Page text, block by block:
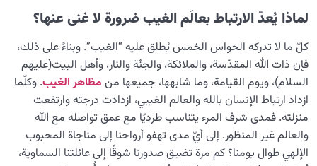
علاج قسوة القلب وإحياء القلب الميت؛ حلول جذرية
القلب في الحديث النبوي: دراسة مقارنة لأنواعه الأربعة
وخصائصه
ما هي الخواطر القلبية، كيف تتكوّن، وما دورها في حياتنا؟
معرفة الجنة والنار 0/22
النظرة الأبدية والاستعداد للآخرة 0/14
لماذا يُعدّ الارتباط بعالَم الغيب ضرورة لا غنى عنها؟
كلّ ما لا تدركه الحواس الخمس يُطلق عليه “الغيب”. وبناءً على ذلك،
فإن ذات الله المقدّسة، والملائكة، والجنّة والنار، وأهل البيت(عليهم
السلام)، ويوم القيامة، وما شابهها، جميعها من مظاهر الغيب. وكلّما
ازداد ارتباط الإنسان بالله والعالم الغيبي، ازدادت درجته وارتفعت
منزلته. فمدى شرف المرء يتناسب طرديًا مع عمق تواصله مع الله
والعالم غير المنظور. إلى أيّ مدى تهفو أرواحنا إلى مناجاة المحبوب
الإلهي طوال يومنا؟ كم مرة تضيق صدورنا شوقًا إلى عائلتنا السماوية،